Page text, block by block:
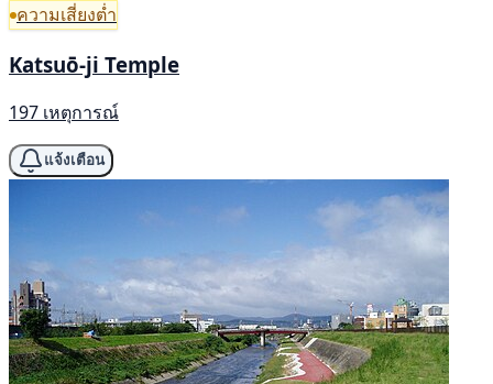
ความเสี่ยงต่ำ
Katsuō-ji Temple
197 เหตุการณ์
แจ้งเตือน